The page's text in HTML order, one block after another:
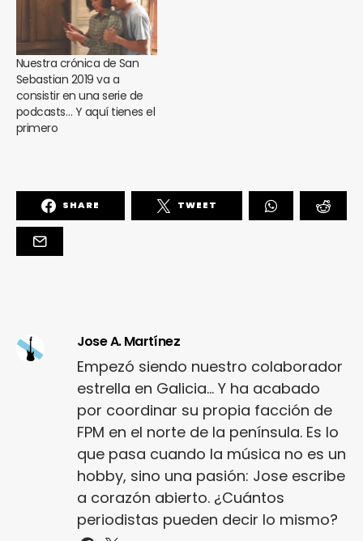
Nuestra crónica de San
Sebastian 2019 va a
consistir en una serie de
podcasts… Y aquí tienes el
primero
SHARE TWEET
Jose A. Martínez
Empezó siendo nuestro colaborador
estrella en Galicia... Y ha acabado
por coordinar su propia facción de
FPM en el norte de la península. Es lo
que pasa cuando la música no es un
hobby, sino una pasión: Jose escribe
a corazón abierto. ¿Cuántos
periodistas pueden decir lo mismo?